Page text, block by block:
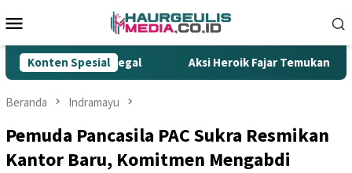
ke
Mobile
Konten Spesial
Rokok Ilegal Aksi Heroik Fajar Temukan Bocah
Beranda Indramayu
Pemuda Pancasila PAC Sukra Resmikan
Kantor Baru, Komitmen Mengabdi